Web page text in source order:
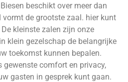
beschikt over meer dan
vormt de grootste zaal. hier kunt
kleinste zalen zijn onze
klein gezelschap de belangrijke
toekomst kunnen bepalen.
gewenste comfort en privacy,
gasten in gesprek kunt gaan.